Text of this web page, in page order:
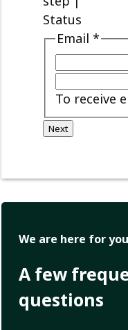
Status
Email *
To receive
Next
We are here for you
A few
questions